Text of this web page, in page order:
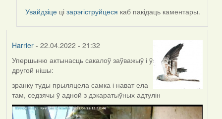
Увайдзіце цізарэгіструйцеся каб пакідаць каментары.
Harrier- 22.04.2022 - 21:32
Упершыню актынасць сакалоў заўважыў і ў
другой нішы:
зранку туды прыляцела самка і нават ела
там, седзячы ў адной з дэкаратыўных адтулін